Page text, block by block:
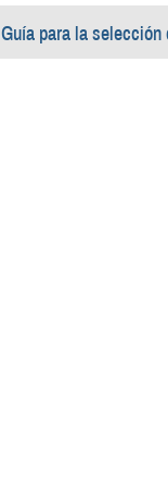
Guía para la selección